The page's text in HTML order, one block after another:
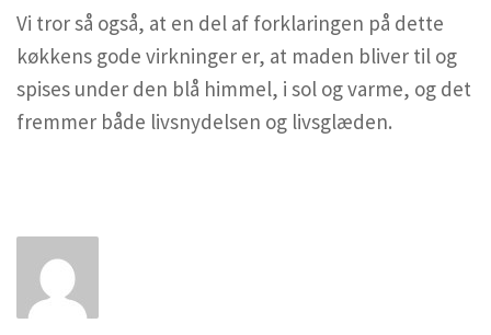
Vi tror så også, at en del af forklaringen på dette
køkkens gode virkninger er, at maden bliver til og
spises under den blå himmel, i sol og varme, og det
fremmer både livsnydelsen og livsglæden.